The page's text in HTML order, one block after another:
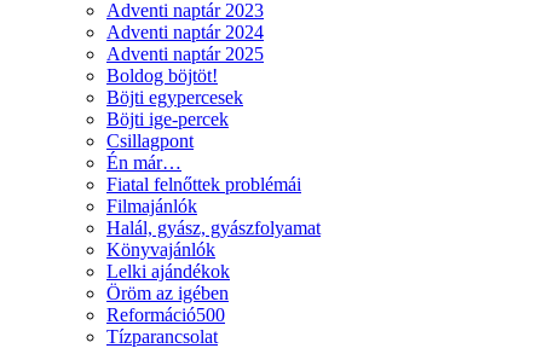
Adventi naptár 2023
Adventi naptár 2024
Adventi naptár 2025
Boldog böjtöt!
Böjti egypercesek
Böjti ige-percek
Csillagpont
Én már…
Fiatal felnőttek problémái
Filmajánlók
Halál, gyász, gyászfolyamat
Könyvajánlók
Lelki ajándékok
Öröm az igében
Reformáció500
Tízparancsolat